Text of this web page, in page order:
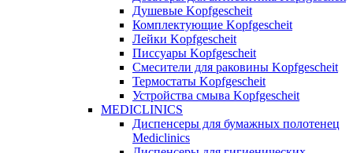
Душевые Kopfgescheit
Комплектующие Kopfgescheit
Лейки Kopfgescheit
Писсуары Kopfgescheit
Смесители для раковины Kopfgescheit
Термостаты Kopfgescheit
Устройства смыва Kopfgescheit
MEDICLINICS
Диспенсеры для бумажных полотенец
Mediclinics